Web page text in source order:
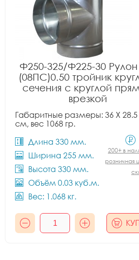
Ф250-325/Ф225-30
(08ПС)0.50 тройник
сечения с круглой
врезкой
Габаритные размеры: 36 X 28.5
см, вес 1068 гр.
Длина 330 мм.
Ширина 255 мм.
Высота 330 мм.
Объём 0.03 куб.м.
Вес: 1.068 кг.
200+ в
розничная